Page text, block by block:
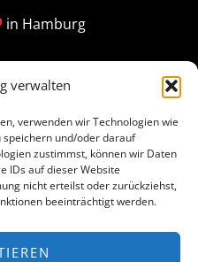
verwalten
verwenden wir Technologien wie
und/oder darauf
zustimmst, können wir Daten
IDs auf dieser Website
nicht erteilst oder zurückziehst,
beeinträchtigt werden.
in Hamburg